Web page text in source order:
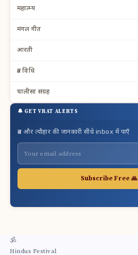
महात्म्य
मंगल गीत
आरती
व्रत विधि
चालीसा संग्रह
🔔 GET VRAT ALERTS
व्रत और त्यौहार की जानकारी सीधे inbox में पाएँ
Subscribe Free 🙏
🕉
Hindus Festival